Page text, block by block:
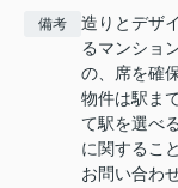
備考
造りとデザ
るマンショ
の、席を確
物件は駅ま
て駅を選べ
に関するこ
お問い合わ